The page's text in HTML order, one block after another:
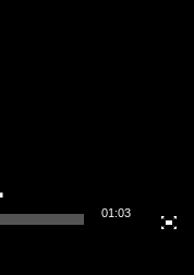
01:03